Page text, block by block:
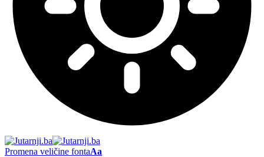
Promena veličine fontaAa